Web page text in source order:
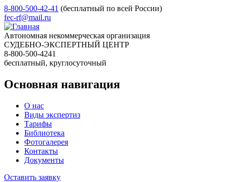
8-800-500-42-41 (бесплатный по всей России)
fec-rf@mail.ru
Автономная некоммерческая организация
СУДЕБНО-ЭКСПЕРТНЫЙ ЦЕНТР
8-800-500-4241
бесплатный, круглосуточный
Основная навигация
О нас
Виды экспертиз
Тарифы
Библиотека
Фотогалерея
Контакты
Документы
Оставить заявку